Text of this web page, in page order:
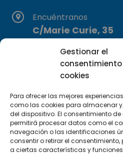
Gestionar el
cookies
Para ofrecer las mejores
como las cookies para almacenar
del dispositivo. El consentimiento
permitirá procesar datos como el
navegación o las identificaciones
consentir o retirar el
a ciertas características y
Encuéntranos
C/Marie Curie, 35
Suscríbete a